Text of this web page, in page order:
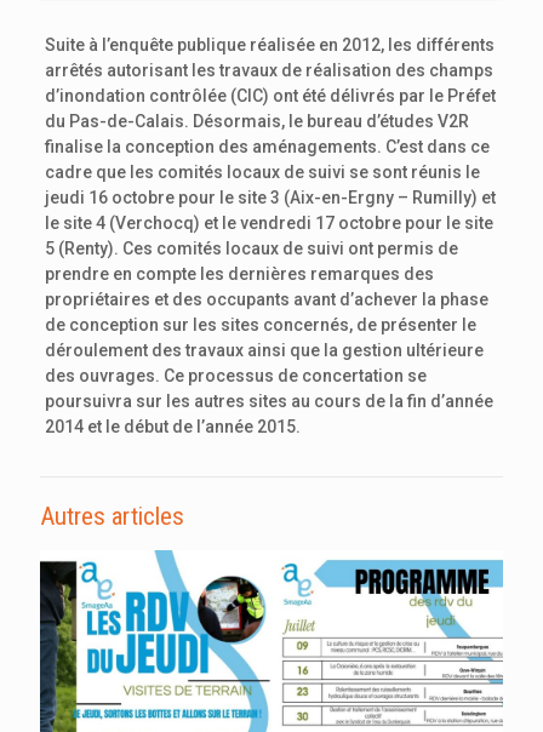
Suite à l’enquête publique réalisée en 2012, les différents
arrêtés autorisant les travaux de réalisation des champs
d’inondation contrôlée (CIC) ont été délivrés par le Préfet
du Pas-de-Calais. Désormais, le bureau d’études V2R
finalise la conception des aménagements. C’est dans ce
cadre que les comités locaux de suivi se sont réunis le
jeudi 16 octobre pour le site 3 (Aix-en-Ergny – Rumilly) et
le site 4 (Verchocq) et le vendredi 17 octobre pour le site
5 (Renty). Ces comités locaux de suivi ont permis de
prendre en compte les dernières remarques des
propriétaires et des occupants avant d’achever la phase
de conception sur les sites concernés, de présenter le
déroulement des travaux ainsi que la gestion ultérieure
des ouvrages. Ce processus de concertation se
poursuivra sur les autres sites au cours de la fin d’année
2014 et le début de l’année 2015.
Autres articles